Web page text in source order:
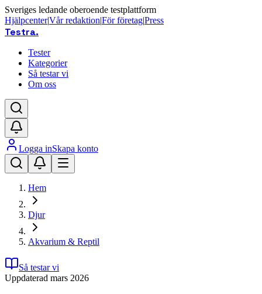
Sveriges ledande oberoende testplattform
Hjälpcenter|Vår redaktion|För företag|Press
Testra.
Tester
Kategorier
Så testar vi
Om oss
Logga inSkapa konto
Hem
Djur
Akvarium & Reptil
Så testar vi
Uppdaterad mars 2026